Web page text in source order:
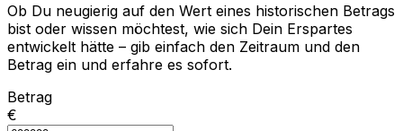
Ob Du neugierig auf den Wert eines historischen Betrags
bist oder wissen möchtest, wie sich Dein Erspartes
entwickelt hätte – gib einfach den Zeitraum und den
Betrag ein und erfahre es sofort.
Betrag
€